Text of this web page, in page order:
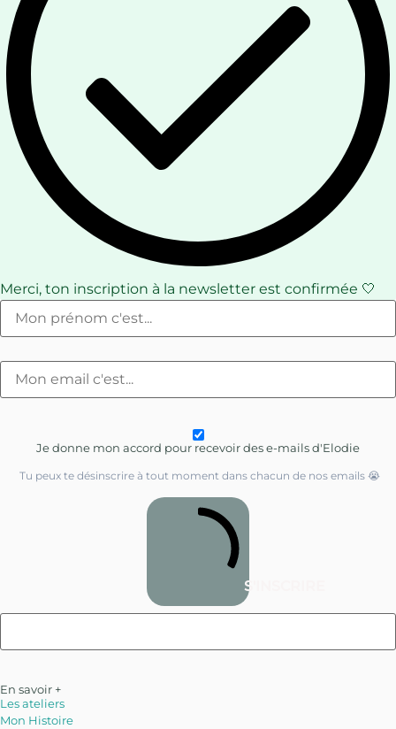
Merci, ton inscription à la newsletter est confirmée 🤍
Je donne mon accord pour recevoir des e-mails d'Elodie
Tu peux te désinscrire à tout moment dans chacun de nos emails 😭
S'INSCRIRE
En savoir +
Les ateliers
Mon Histoire